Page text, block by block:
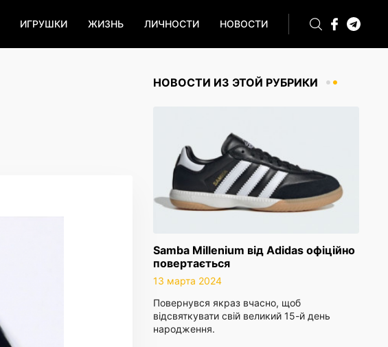
ИГРУШКИ ЖИЗНЬ ЛИЧНОСТИ НОВОСТИ
НОВОСТИ ИЗ ЭТОЙ РУБРИКИ
Samba Millenium від Adidas офіційно
повертається
13 марта 2024
Повернувся якраз вчасно, щоб
відсвяткувати свій великий 15-й день
народження.